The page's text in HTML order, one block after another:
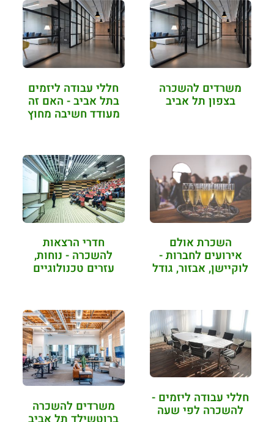
משרדים להשכרה
בצפון תל אביב
חללי עבודה ליזמים
בתל אביב - האם זה
מעודד חשיבה מחוץ
השכרת אולם
אירועים לחברות -
לוקיישן, אבזור, גודל
חדרי הרצאות
להשכרה - נוחות,
עזרים טכנולוגיים
חללי עבודה ליזמים -
להשכרה לפי שעה משרדים להשכרה